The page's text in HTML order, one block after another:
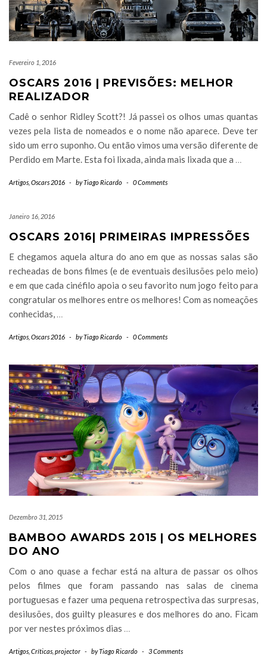
Fevereiro 1, 2016
OSCARS 2016 | PREVISÕES: MELHOR
REALIZADOR
Cadê o senhor Ridley Scott?! Já passei os olhos umas quantas
vezes pela lista de nomeados e o nome não aparece. Deve ter
sido um erro suponho. Ou então vimos uma versão diferente de
Perdido em Marte. Esta foi lixada, ainda mais lixada que a …
Artigos Oscars 2016 - byTiago Ricardo - 0 Comments
Janeiro 16, 2016
OSCARS 2016| PRIMEIRAS IMPRESSÕES
E chegamos aquela altura do ano em que as nossas salas são
recheadas de bons filmes (e de eventuais desilusões pelo meio)
e em que cada cinéfilo apoia o seu favorito num jogo feito para
congratular os melhores entre os melhores! Com as nomeações
conhecidas, …
Artigos Oscars 2016 - byTiago Ricardo - 0 Comments
Dezembro 31, 2015
BAMBOO AWARDS 2015 | OS MELHORES
DO ANO
Com o ano quase a fechar está na altura de passar os olhos
pelos filmes que foram passando nas salas de cinema
portuguesas e fazer uma pequena retrospectiva das surpresas,
desilusões, dos guilty pleasures e dos melhores do ano. Ficam
por ver nestes próximos dias …
Artigos Críticas projector - byTiago Ricardo - 3 Comments